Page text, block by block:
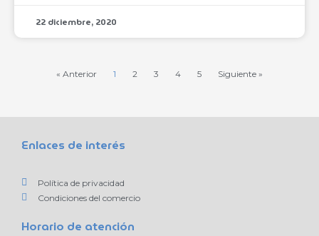
22 diciembre, 2020
« Anterior 1 2 3 4 5 Siguiente »
Enlaces de interés
Política de privacidad
Condiciones del comercio
Horario de atención